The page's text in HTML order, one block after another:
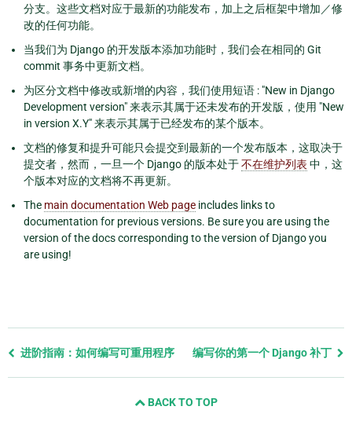
分支。这些文档对应于最新的功能发布，加上之后框架中增加／修
改的任何功能。
当我们为 Django 的开发版本添加功能时，我们会在相同的 Git
commit 事务中更新文档。
为区分文档中修改或新增的内容，我们使用短语 : "New in Django
Development version" 来表示其属于还未发布的开发版，使用 "New
in version X.Y" 来表示其属于已经发布的某个版本。
文档的修复和提升可能只会提交到最新的一个发布版本，这取决于
提交者，然而，一旦一个 Django 的版本处于不在维护列表 中，这
个版本对应的文档将不再更新。
The main documentation Web page includes links to
documentation for previous versions. Be sure you are using the
version of the docs corresponding to the version of Django you
are using!
Previous
进阶指南：如何编写可重用程序 编写你的第一个 Django 补丁
BACK TO TOP